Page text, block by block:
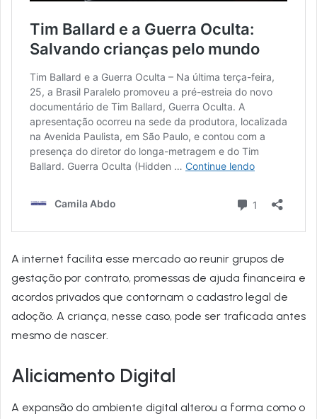
A internet facilita esse mercado ao reunir grupos de
gestação por contrato, promessas de ajuda financeira e
acordos privados que contornam o cadastro legal de
adoção. A criança, nesse caso, pode ser traficada antes
mesmo de nascer.
Aliciamento Digital
A expansão do ambiente digital alterou a forma como o